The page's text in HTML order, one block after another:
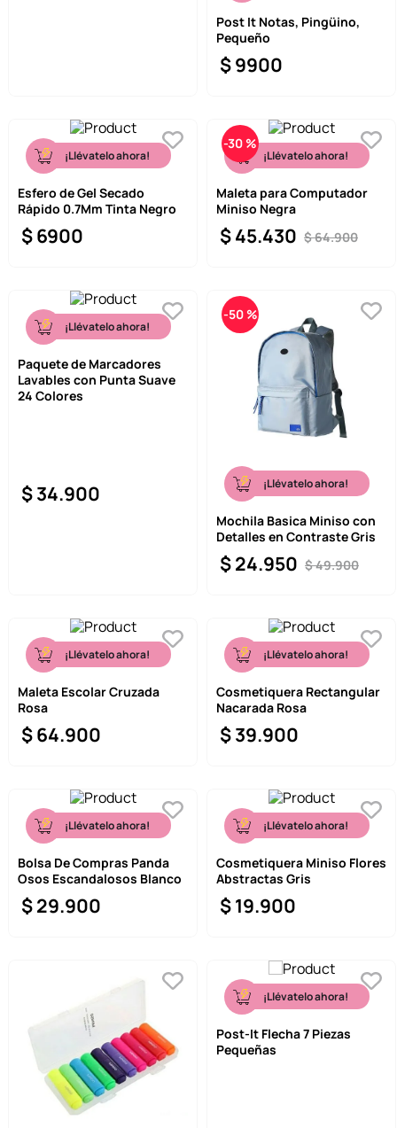
Post It Notas, Pingüino,
Pequeño
$9900
¡Llévatelo ahora!
Esfero de Gel Secado
Rápido 0.7Mm Tinta Negro
$6900
-30 %
¡Llévatelo ahora!
Maleta para Computador
Miniso Negra
$64.900
$45.430
¡Llévatelo ahora!
Paquete de Marcadores
Lavables con Punta Suave
24 Colores
$34.900
-50 %
¡Llévatelo ahora!
Mochila Basica Miniso con
Detalles en Contraste Gris
$49.900
$24.950
¡Llévatelo ahora!
Maleta Escolar Cruzada
Rosa
$64.900
¡Llévatelo ahora!
Cosmetiquera Rectangular
Nacarada Rosa
$39.900
¡Llévatelo ahora!
Bolsa De Compras Panda
Osos Escandalosos Blanco
$29.900
¡Llévatelo ahora!
Cosmetiquera Miniso Flores
Abstractas Gris
$19.900
¡Llévatelo ahora!
Post-It Flecha 7 Piezas
Pequeñas